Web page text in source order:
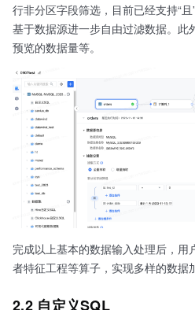
行非分区字段筛选，目前已经支持“
基于数据源进一步自由过滤数据。此
预览的数据量等。
完成以上基本的数据输入处理后，用
者特征工程等算子，实现多样的数据
2.2 自定义SQL